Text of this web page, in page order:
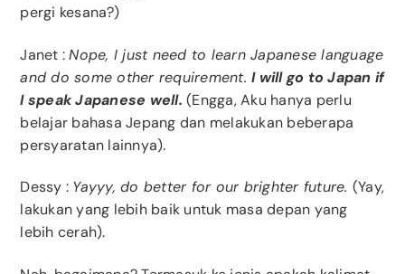
pergi kesana?)
Janet :Nope, I just need to learn Japanese language
and do some other requirement.I will go to Japan if
I speak Japanese well. (Engga, Aku hanya perlu
belajar bahasa Jepang dan melakukan beberapa
persyaratan lainnya).
Dessy : Yayyy, do better for our brighter future. (Yay,
lakukan yang lebih baik untuk masa depan yang
lebih cerah).